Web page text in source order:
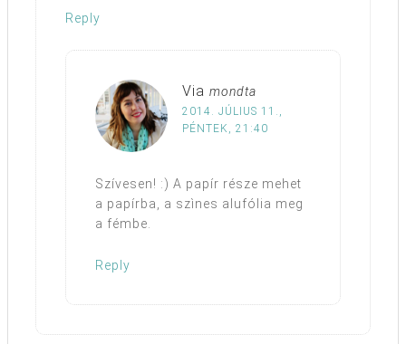
Reply
Via mondta
2014. JÚLIUS 11.,
PÉNTEK, 21:40
Szívesen! :) A papír része mehet
a papírba, a szìnes alufólia meg
a fémbe.
Reply